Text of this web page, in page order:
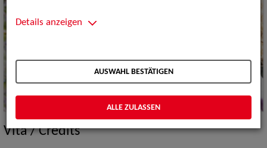
Vita / Credits
Details anzeigen
AUSWAHL BESTÄTIGEN
ALLE ZULASSEN